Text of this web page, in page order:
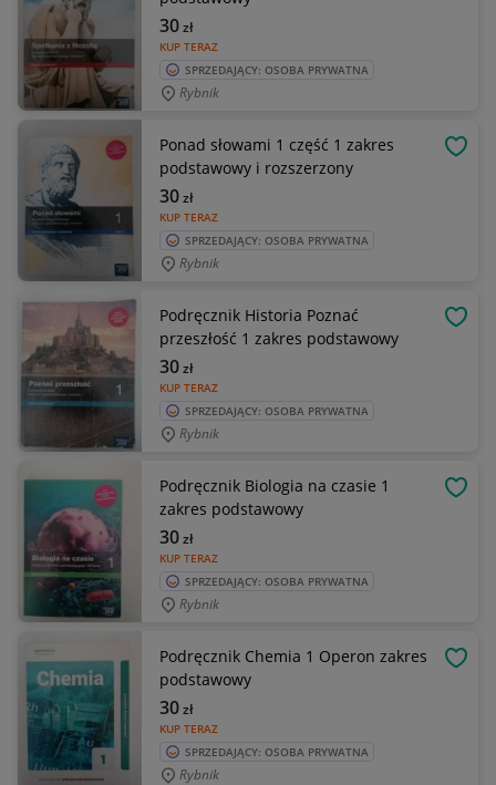
KUP TERAZ
30zł
SPRZEDAJĄCY: OSOBA PRYWATNA
Rybnik
Ponad słowami 1 część 1 zakres
podstawowy i rozszerzony
KUP TERAZ
30zł
SPRZEDAJĄCY: OSOBA PRYWATNA
Rybnik
Podręcznik Historia Poznać
przeszłość 1 zakres podstawowy
KUP TERAZ
30zł
SPRZEDAJĄCY: OSOBA PRYWATNA
Rybnik
Podręcznik Biologia na czasie 1
zakres podstawowy
KUP TERAZ
30zł
SPRZEDAJĄCY: OSOBA PRYWATNA
Rybnik
Podręcznik Chemia 1 Operon zakres
podstawowy
KUP TERAZ
30zł
SPRZEDAJĄCY: OSOBA PRYWATNA
Rybnik